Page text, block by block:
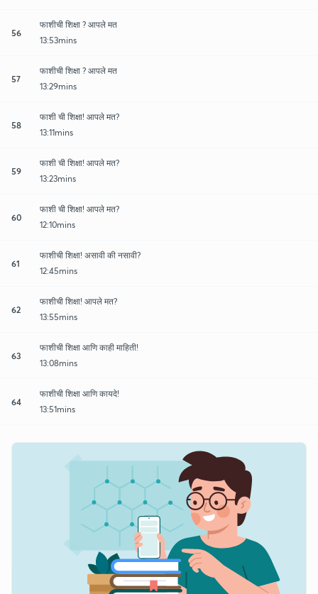
56
फाशीची शिक्षा ? आपले मत
13:53mins
57
फाशीची शिक्षा ? आपले मत
13:29mins
58
फाशी ची शिक्षा! आपले मत?
13:11mins
59
फाशी ची शिक्षा! आपले मत?
13:23mins
60
फाशी ची शिक्षा! आपले मत?
12:10mins
61
फाशीची शिक्षा! असावी की नसावी?
12:45mins
62
फाशीची शिक्षा! आपले मत?
13:55mins
63
फाशीची शिक्षा आणि काही माहिती!
13:08mins
64
फाशीची शिक्षा आणि कायदे!
13:51mins